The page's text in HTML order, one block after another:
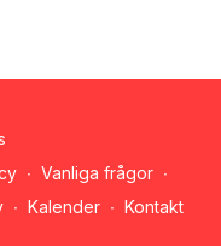
∙ Vanliga frågor ∙
∙ Kalender ∙ Kontakt